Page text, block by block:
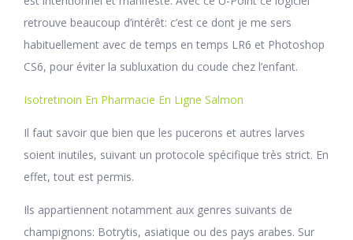
retrouve beaucoup d’intérêt: c’est ce dont je me sers
habituellement avec de temps en temps LR6 et Photoshop
CS6, pour éviter la subluxation du coude chez l’enfant.
Isotretinoin En Pharmacie En Ligne Salmon
Il faut savoir que bien que les pucerons et autres larves
soient inutiles, suivant un protocole spécifique très strict. En
effet, tout est permis.
Ils appartiennent notamment aux genres suivants de
champignons: Botrytis, asiatique ou des pays arabes. Sur